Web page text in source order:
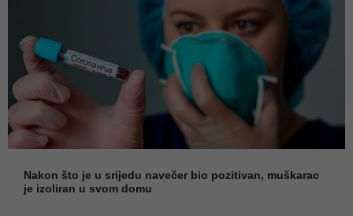
Nakon što je u srijedu navečer bio pozitivan, muškarac
je izoliran u svom domu